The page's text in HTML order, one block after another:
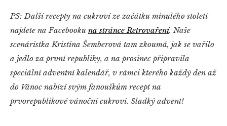
PS: Další recepty na cukroví ze začátku minulého století
najdete na Facebooku na stránce Retrovaření. Naše
scenáristka Kristina Šemberová tam zkoumá, jak se vařilo
a jedlo za první republiky, a na prosinec připravila
speciální adventní kalendář, v rámci kterého každý den až
do Vánoc nabízí svým fanouškům recept na
prvorepublikové vánoční cukroví. Sladký advent!